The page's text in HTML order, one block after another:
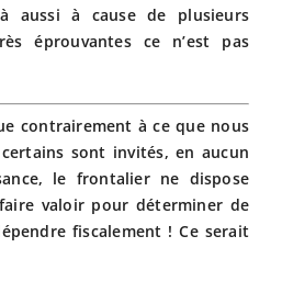
aussi à cause de plusieurs
éprouvantes ce n’est pas
contrairement à ce que nous
sont invités, en aucun
le frontalier ne dispose
valoir pour déterminer de
fiscalement ! Ce serait